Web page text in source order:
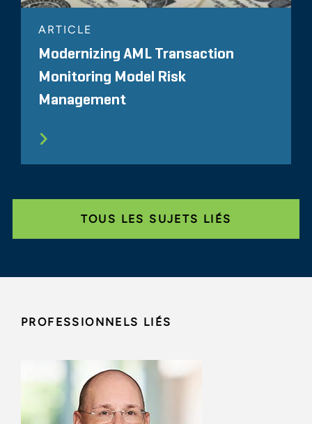
ARTICLE
Modernizing AML Transaction
Monitoring Model Risk
Management
TOUS LES SUJETS LIÉS
PROFESSIONNELS LIÉS